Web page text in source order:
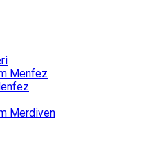
Menfez
Merdiven